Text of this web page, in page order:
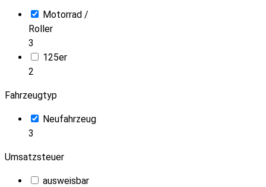
Motorrad /
Roller
3
125er
2
Fahrzeugtyp
Neufahrzeug
3
Umsatzsteuer
ausweisbar